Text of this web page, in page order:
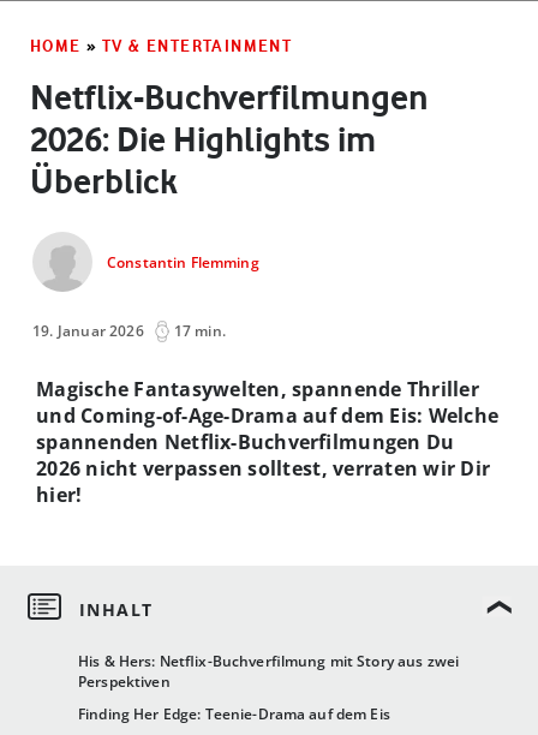
HOME » TV & ENTERTAINMENT
Netflix-Buchverfilmungen
2026: Die Highlights im
Überblick
Constantin Flemming
19. Januar 2026 17 min.
His & Hers: Netflix-Buchverfilmung mit Story aus zwei
Perspektiven
Finding Her Edge: Teenie-Drama auf dem Eis
Magische Fantasywelten, spannende Thriller
und Coming-of-Age-Drama auf dem Eis: Welche
spannenden Netflix-Buchverfilmungen Du
2026 nicht verpassen solltest, verraten wir Dir
hier!